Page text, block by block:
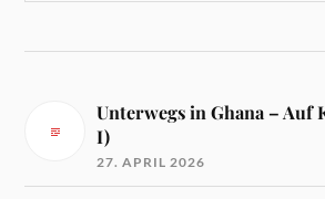
Unterwegs in Ghana – Auf
I)
27. APRIL 2026